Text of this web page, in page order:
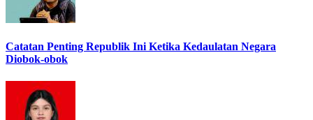
Catatan Penting Republik Ini Ketika Kedaulatan Negara
Diobok-obok